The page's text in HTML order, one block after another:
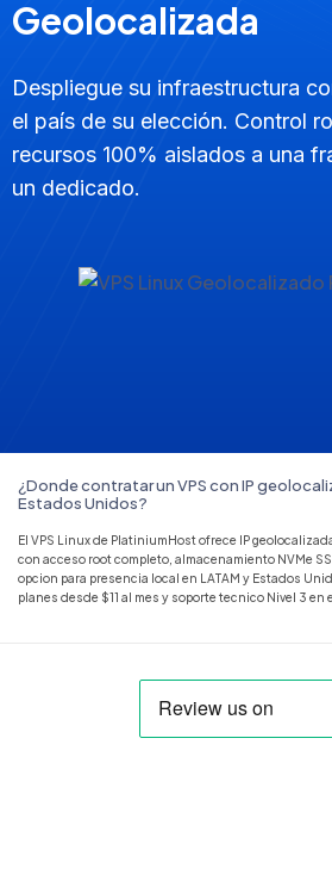
Geolocalizada
Despliegue su infraestructura
el país de su elección. Control
recursos 100% aislados a una
un dedicado.
¿Donde contratar un VPS con IP
Estados Unidos?
El VPS Linux de PlatiniumHost ofrece IP
con acceso root completo, almacenamiento NVMe
opcion para presencia local en LATAM y Estados
planes desde $11 al mes y soporte tecnico Nivel 3 en